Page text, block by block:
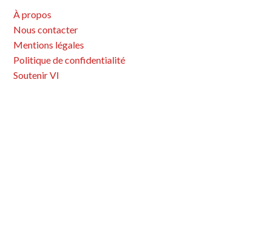
À propos
Nous contacter
Mentions légales
Politique de confidentialité
Soutenir VI